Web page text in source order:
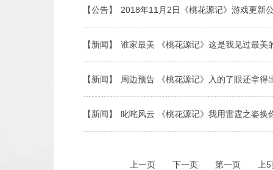
【公告】 2018年11月2日《桃花源记》游戏更新
【新闻】 谁家最美 《桃花源记》这是我见过最美
【新闻】 周边预告 《桃花源记》入的了眼还拿得
【新闻】 叱咤风云 《桃花源记》我用雷霆之姿换
上一页 下一页 第一页 上